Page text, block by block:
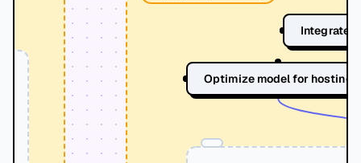
Optimize model for hosting
Integrate